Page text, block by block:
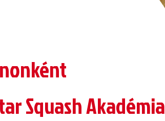
Squash Akadémia